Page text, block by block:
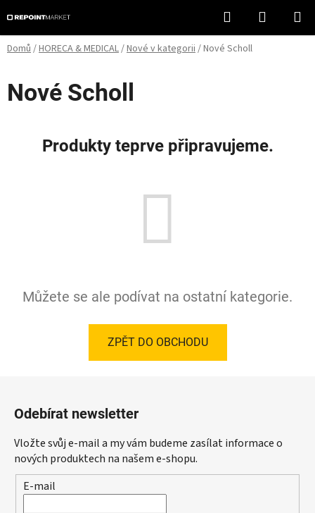
na
obsah
Hledat
KOŠÍK
Domů/HORECA & MEDICAL/Nové v kategorii/Nové Scholl
Nové Scholl
Produkty teprve připravujeme.
Můžete se ale podívat na ostatní kategorie.
ZPĚT DO OBCHODU
Odebírat newsletter
Vložte svůj e-mail a my vám budeme zasílat informace o
nových produktech na našem e-shopu.
E-mail